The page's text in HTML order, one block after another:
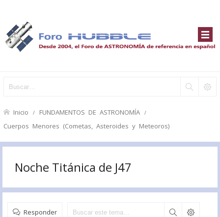
Inicio FUNDAMENTOS DE ASTRONOMÍA
Cuerpos Menores (Cometas, Asteroides y Meteoros)
Noche Titánica de J47
Responder